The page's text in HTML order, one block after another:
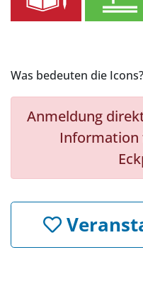
Was bedeuten die Icons?
Anmeldung
Information